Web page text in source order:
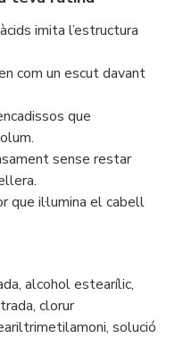
imita l’estructura
com un escut davant
que
sense restar
il·lumina el cabell
alcohol estearílic,
clorur
solució